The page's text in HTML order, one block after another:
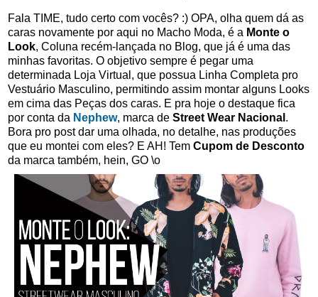
Fala TIME, tudo certo com vocês? :) OPA, olha quem dá as
caras novamente por aqui no Macho Moda, é a Monte o
Look, Coluna recém-lançada no Blog, que já é uma das
minhas favoritas. O objetivo sempre é pegar uma
determinada Loja Virtual, que possua Linha Completa pro
Vestuário Masculino, permitindo assim montar alguns Looks
em cima das Peças dos caras. E pra hoje o destaque fica
por conta da Nephew, marca de Street Wear Nacional .
Bora pro post dar uma olhada, no detalhe, nas produções
que eu montei com eles? E AH! Tem Cupom de Desconto
da marca também, hein, GO \o